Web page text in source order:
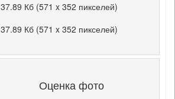
37.89 Кб (571 x 352 пикселей)
37.89 Кб (571 x 352 пикселей)
Оценка фото